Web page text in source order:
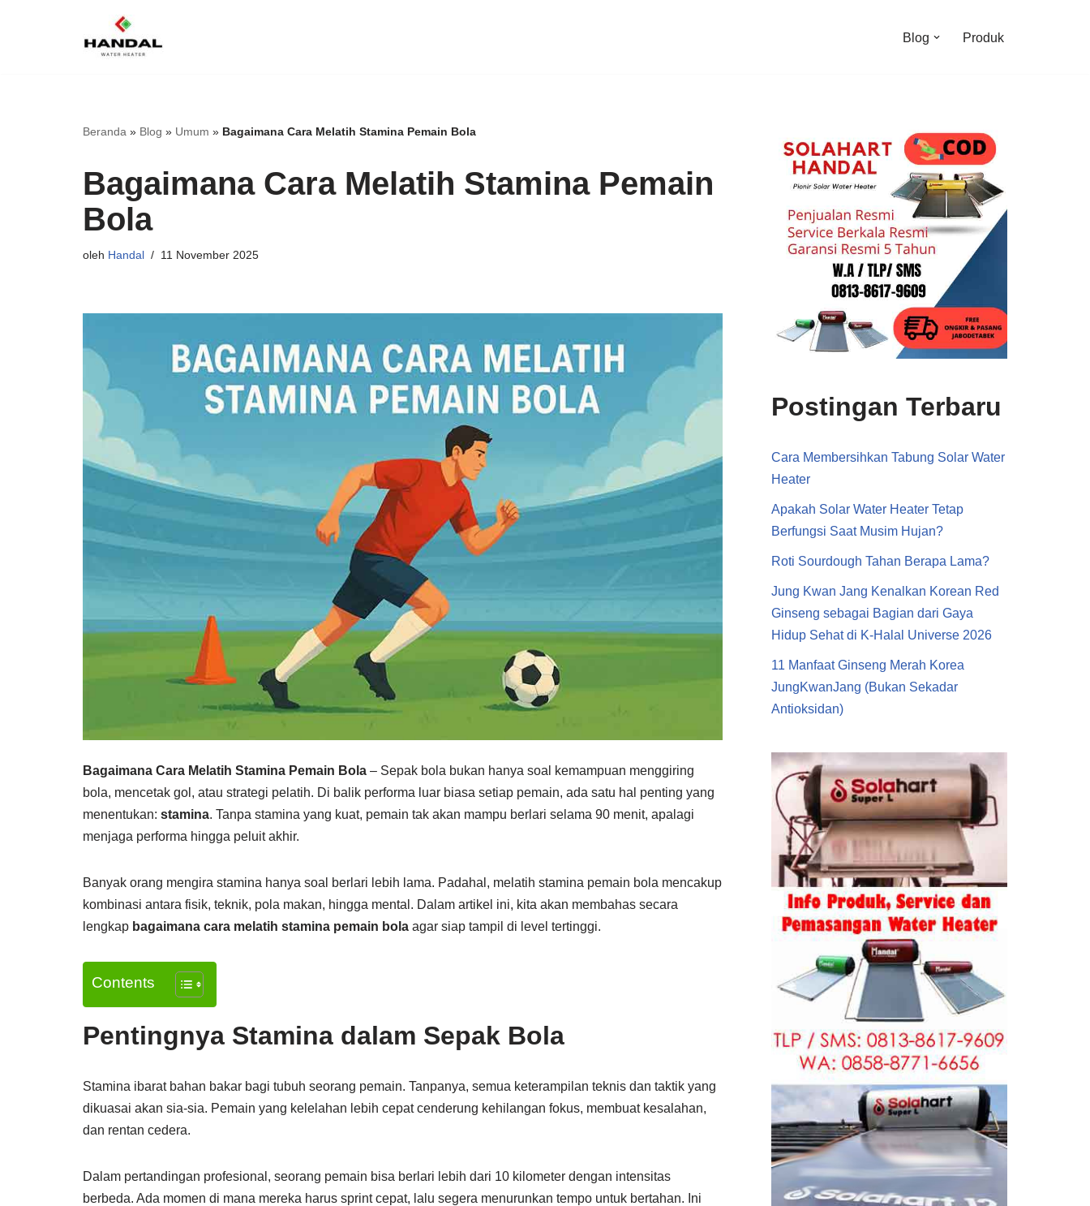
Blog Produk
Beranda » Blog » Umum » Bagaimana Cara Melatih Stamina Pemain Bola
Bagaimana Cara Melatih Stamina Pemain
Bola
oleh Handal 11 November 2025
Bagaimana Cara Melatih Stamina Pemain Bola – Sepak bola bukan hanya soal kemampuan menggiring
bola, mencetak gol, atau strategi pelatih. Di balik performa luar biasa setiap pemain, ada satu hal penting yang
menentukan: stamina. Tanpa stamina yang kuat, pemain tak akan mampu berlari selama 90 menit, apalagi
menjaga performa hingga peluit akhir.
Banyak orang mengira stamina hanya soal berlari lebih lama. Padahal, melatih stamina pemain bola mencakup
kombinasi antara fisik, teknik, pola makan, hingga mental. Dalam artikel ini, kita akan membahas secara
lengkap bagaimana cara melatih stamina pemain bola agar siap tampil di level tertinggi.
Contents
Pentingnya Stamina dalam Sepak Bola
Stamina ibarat bahan bakar bagi tubuh seorang pemain. Tanpanya, semua keterampilan teknis dan taktik yang
dikuasai akan sia-sia. Pemain yang kelelahan lebih cepat cenderung kehilangan fokus, membuat kesalahan,
dan rentan cedera.
Dalam pertandingan profesional, seorang pemain bisa berlari lebih dari 10 kilometer dengan intensitas
berbeda. Ada momen di mana mereka harus sprint cepat, lalu segera menurunkan tempo untuk bertahan. Ini
Postingan Terbaru
Cara Membersihkan Tabung Solar Water
Heater
Apakah Solar Water Heater Tetap
Berfungsi Saat Musim Hujan?
Roti Sourdough Tahan Berapa Lama?
Jung Kwan Jang Kenalkan Korean Red
Ginseng sebagai Bagian dari Gaya
Hidup Sehat di K-Halal Universe 2026
11 Manfaat Ginseng Merah Korea
JungKwanJang (Bukan Sekadar
Antioksidan)